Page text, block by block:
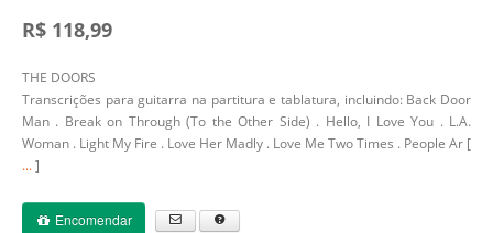
R$ 118,99
THE DOORS
Transcrições para guitarra na partitura e tablatura, incluindo: Back Door
Man . Break on Through (To the Other Side) . Hello, I Love You . L.A.
Woman . Light My Fire . Love Her Madly . Love Me Two Times . People Ar [
...]
Encomendar